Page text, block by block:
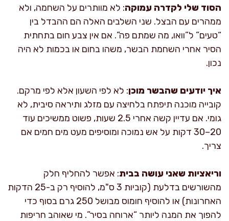
הסוד שלי לקדרה עמוקה: לא מוותרים על השחמה, ולא
ממהרים עם הבצל. שני השלבים האלה הם ההבדל בין
“טעים” ל”וואו, מה שמתם פה”. אם אין צבע חום בתחתית
הסיר אחרי השחמת הבשר, משהו בחום או בכמות לא היה
נכון.
איך יודעים שהבשר מוכן: לא לפי השעון אלא לפי מרקם.
קובייה מוכנה תיפתח בלחיצה עם מזלג ותיראה סיבית, לא
גומי. אם עדיין קשה אחרי 2.5 שעות, פשוט ממשיכים עוד
20–30 דקות על אש נמוכה ומוסיפים מעט מים חמים אם
צריך.
וריאציות שאני עושה בבית: אפשר להחליף חלק
מהשורשים בדלעת (קוביות 3 ס"מ, להוסיף רק ב-25 הדקות
האחרונות) או להוסיף חומוס מבושל 250 גרם בסוף כדי
להפוך את המנה ליותר “ארוחה בסיר”. מי שאוהב חריפות